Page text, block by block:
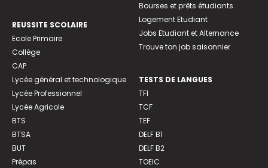
REUSSITE SCOLAIRE
Ecole Primaire
Collège
CAP
Lycée général et technologique
Lycée Professionnel
Lycée Agricole
BTS
BTSA
BUT
Prépas
Bourses et prêts étudiants
Logement Etudiant
Jobs Etudiant et Alternance
Trouve ton job saisonnier
TESTS DE LANGUES
TFI
TCF
TEF
DELF B1
DELF B2
TOEIC